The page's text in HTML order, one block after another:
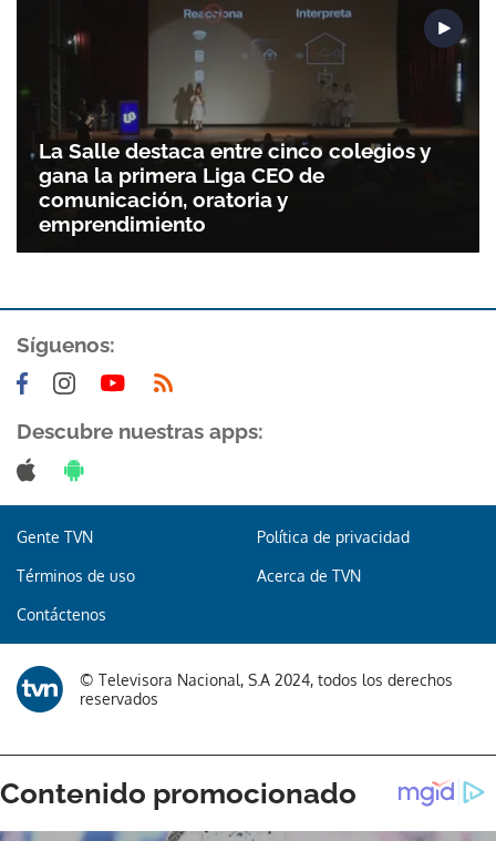
La Salle destaca entre cinco colegios y
gana la primera Liga CEO de
comunicación, oratoria y
emprendimiento
Síguenos:
Descubre nuestras apps:
Gente TVN Política de privacidad
Términos de uso Acerca de TVN
Contáctenos
© Televisora Nacional, S.A 2024, todos los derechos
reservados